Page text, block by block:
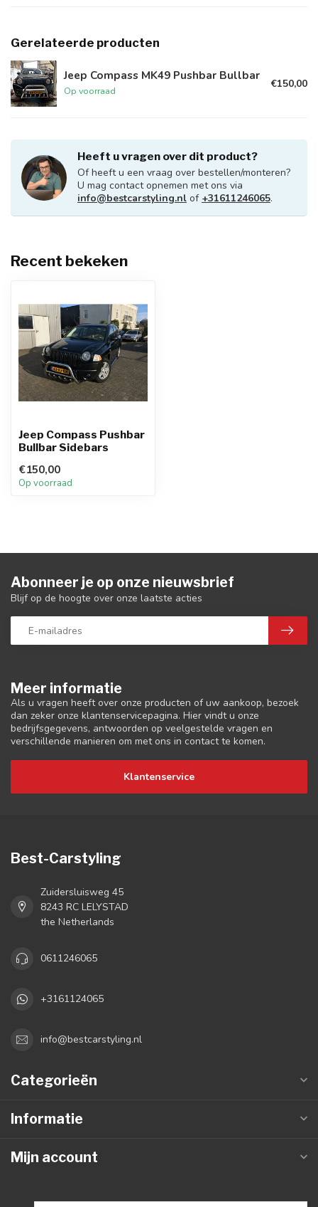
Gerelateerde producten
Jeep Compass MK49 Pushbar Bullbar
Op voorraad
€150,00
Heeft u vragen over dit product?
Of heeft u een vraag over bestellen/monteren?
U mag contact opnemen met ons via
info@bestcarstyling.nl of +31611246065.
Recent bekeken
Jeep Compass Pushbar
Bullbar Sidebars
€150,00
Op voorraad
Meer informatie
Als u vragen heeft over onze producten of uw aankoop, bezoek
dan zeker onze klantenservicepagina. Hier vindt u onze
bedrijfsgegevens, antwoorden op veelgestelde vragen en
verschillende manieren om met ons in contact te komen.
Klantenservice
Abonneer je op onze nieuwsbrief
Blijf op de hoogte over onze laatste acties
Best-Carstyling
Zuidersluisweg 45
8243 RC LELYSTAD
the Netherlands
0611246065
+3161124065
info@bestcarstyling.nl
Categorieën
Informatie
Mijn account